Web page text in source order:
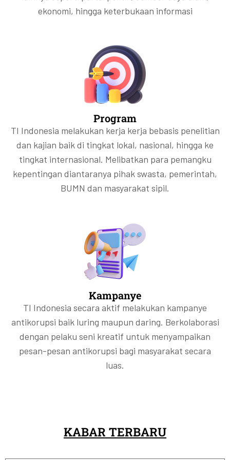
ekonomi, hingga keterbukaan informasi
Program
TI Indonesia melakukan kerja kerja bebasis penelitian
dan kajian baik di tingkat lokal, nasional, hingga ke
tingkat internasional. Melibatkan para pemangku
kepentingan diantaranya pihak swasta, pemerintah,
BUMN dan masyarakat sipil.
Kampanye
TI Indonesia secara aktif melakukan kampanye
antikorupsi baik luring maupun daring. Berkolaborasi
dengan pelaku seni kreatif untuk menyampaikan
pesan-pesan antikorupsi bagi masyarakat secara
luas.
KABAR TERBARU